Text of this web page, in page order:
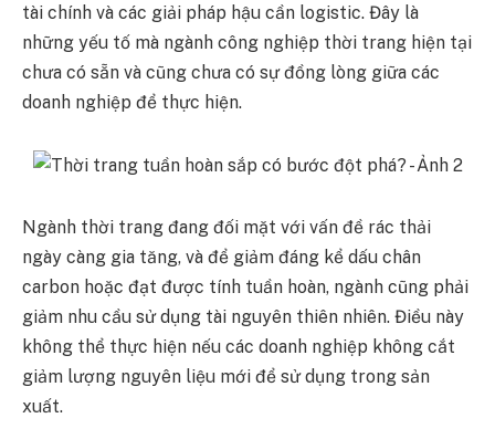
tài chính và các giải pháp hậu cần logistic. Đây là
những yếu tố mà ngành công nghiệp thời trang hiện tại
chưa có sẵn và cũng chưa có sự đồng lòng giữa các
doanh nghiệp để thực hiện.
Ngành thời trang đang đối mặt với vấn đề rác thải
ngày càng gia tăng, và để giảm đáng kể dấu chân
carbon hoặc đạt được tính tuần hoàn, ngành cũng phải
giảm nhu cầu sử dụng tài nguyên thiên nhiên. Điều này
không thể thực hiện nếu các doanh nghiệp không cắt
giảm lượng nguyên liệu mới để sử dụng trong sản
xuất.